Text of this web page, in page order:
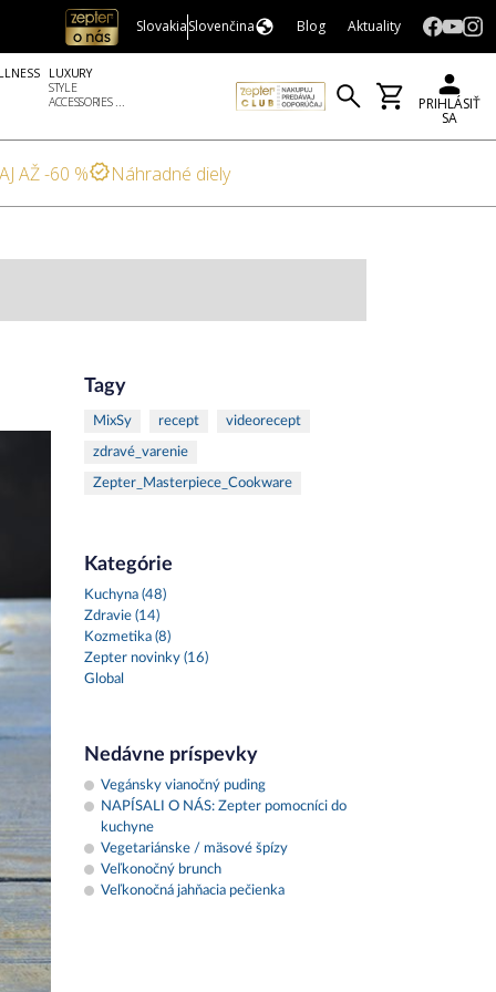
SlovakiaSlovenčina Blog Aktuality
LUXURY
STYLE
ACCESSORIES ...
PRIHLÁSIŤ
SA
AŽ -60 % Náhradné diely
Tagy
MixSy recept videorecept
zdravé_varenie
Zepter_Masterpiece_Cookware
Kategórie
Kuchyna (48)
Zdravie (14)
Kozmetika (8)
Zepter novinky (16)
Global
Nedávne príspevky
Vegánsky vianočný puding
NAPÍSALI O NÁS: Zepter pomocníci do
kuchyne
Vegetariánske / mäsové špízy
Veľkonočný brunch
Veľkonočná jahňacia pečienka